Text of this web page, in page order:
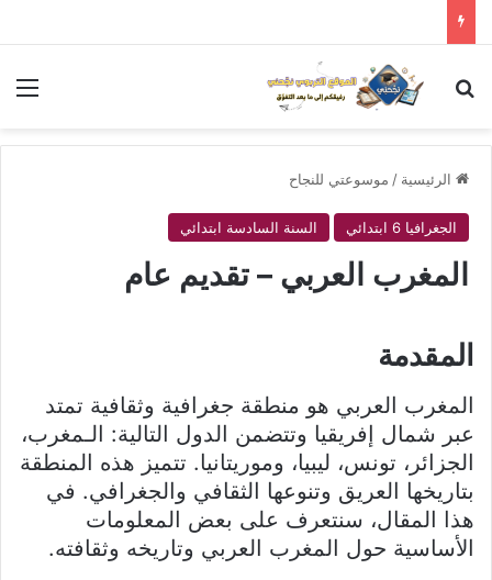
بحث عن
الرئيسية / موسوعتي للنجاح
الجغرافيا 6 ابتدائي السنة السادسة ابتدائي
المغرب العربي – تقديم عام
المقدمة
المغرب العربي هو منطقة جغرافية وثقافية تمتد
عبر شمال إفريقيا وتتضمن الدول التالية: الـمغرب،
الجزائر، تونس، ليبيا، وموريتانيا. تتميز هذه المنطقة
بتاريخها العريق وتنوعها الثقافي والجغرافي. في
هذا المقال، سنتعرف على بعض المعلومات
الأساسية حول المغرب العربي وتاريخه وثقافته.